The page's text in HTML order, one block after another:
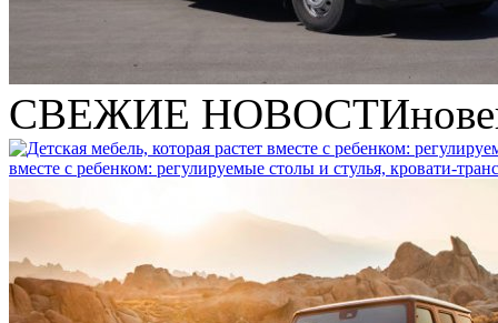
СВЕЖИЕ НОВОСТИ
вместе с ребенком: регулируемые столы и стулья, кровати-